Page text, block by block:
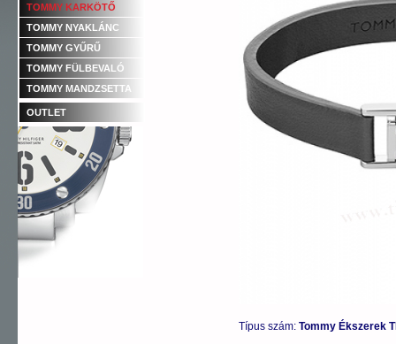
TOMMY KARKÖTŐ
TOMMY NYAKLÁNC
TOMMY GYŰRŰ
TOMMY FÜLBEVALÓ
TOMMY MANDZSETTA
OUTLET
Típus szám: Tommy Ékszerek